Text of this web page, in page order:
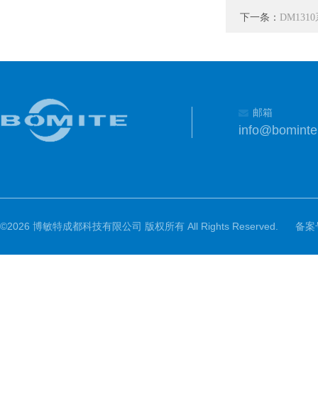
下一条：
邮箱
©2026 博敏特成都科技有限公司 版权所有 All Rights Reserved. 备案